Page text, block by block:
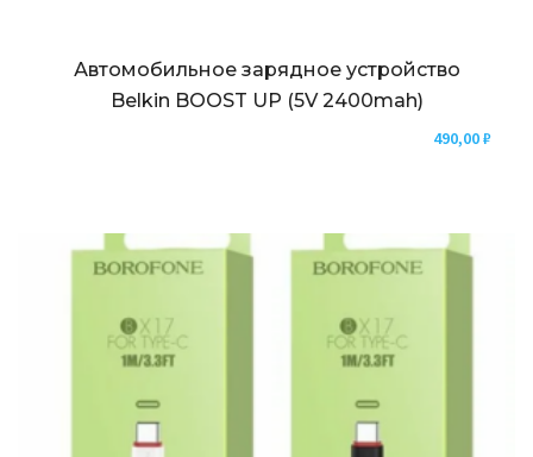
Автомобильное зарядное устройство
Belkin BOOST UP (5V 2400mah)
490,00₽